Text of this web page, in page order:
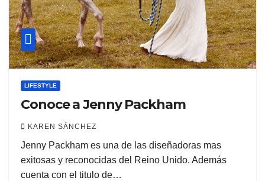
LIFESTYLE
Conoce a Jenny Packham
KAREN SÁNCHEZ
Jenny Packham es una de las diseñadoras mas
exitosas y reconocidas del Reino Unido. Además
cuenta con el titulo de…